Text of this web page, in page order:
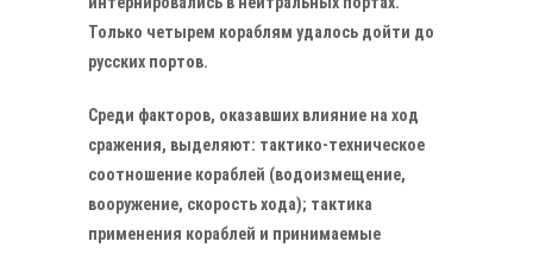
Только четырем кораблям удалось дойти до
русских портов.
Среди факторов, оказавших влияние на ход
сражения, выделяют: тактико-техническое
соотношение кораблей (водоизмещение,
вооружение, скорость хода); тактика
применения кораблей и принимаемые